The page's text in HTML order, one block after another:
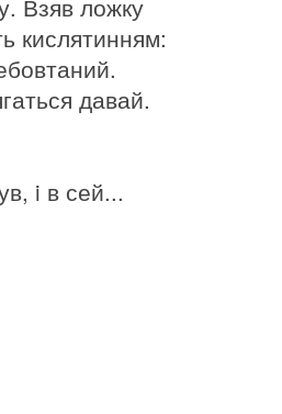
кислятинням:
давай.
i в сей...